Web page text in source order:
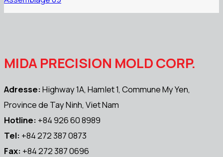
MIDA PRECISION MOLD CORP.
Adresse:Highway 1A, Hamlet 1, Commune My Yen,
Province de Tay Ninh, Viet Nam
Hotline: +84 926 60 8989
Tel: +84 272 387 0873
Fax: +84 272 387 0696